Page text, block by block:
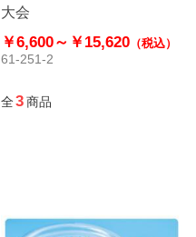
大会
￥6,600～ ￥15,620（税込）
61-251-2
全3商品